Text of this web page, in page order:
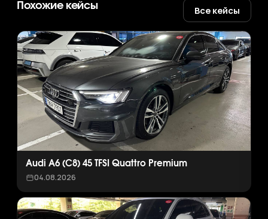
Похожие кейсы Все кейсы
Audi A6 (C8) 45 TFSI Quattro Premium
04.08.2026